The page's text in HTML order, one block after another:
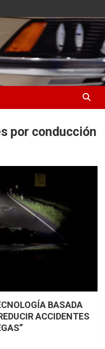
para el sector automotriz
por conducción
BASADA
ACCIDENTES